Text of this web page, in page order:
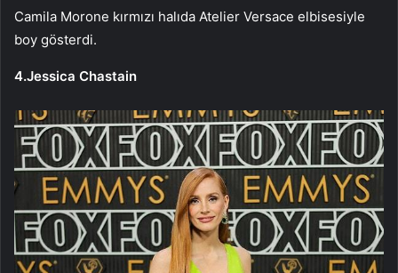
Camila Morone kırmızı halıda Atelier Versace elbisesiyle
boy gösterdi.
4.Jessica Chastain